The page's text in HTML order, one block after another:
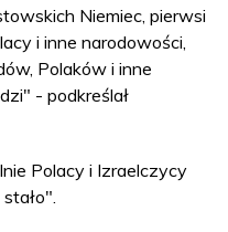
Niemiec, pierwsi
i inne narodowości,
Polaków i inne
- podkreślał
Polacy i Izraelczycy